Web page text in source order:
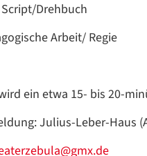
Drehbuch
Arbeit/ Regie
ein etwa 15- bis 20-
Julius-Leber-Haus